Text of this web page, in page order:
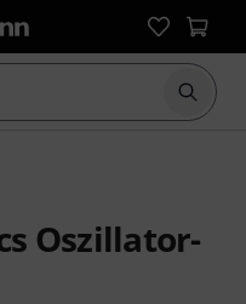
Suche
Oszillator-